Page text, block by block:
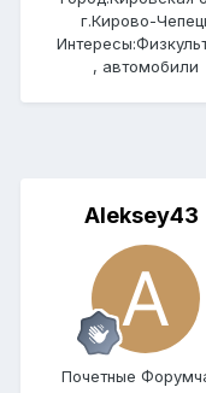
г.Кирово-
Интересы:
, автомобили
Aleksey43
Почетные